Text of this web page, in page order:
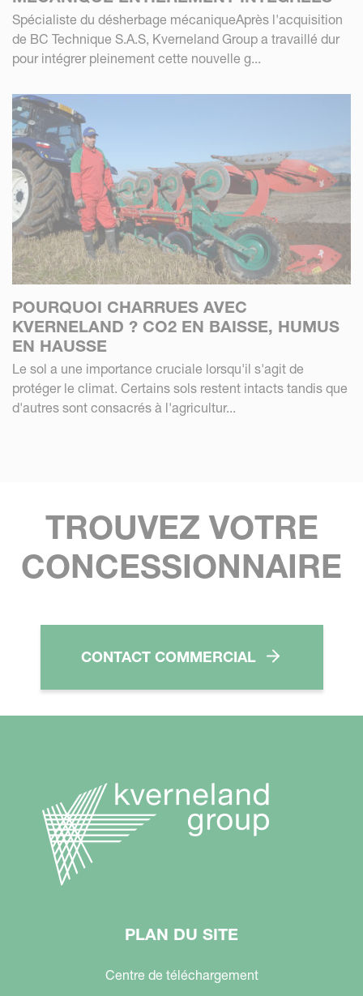
Spécialiste du désherbage mécaniqueAprès l'acquisition
de BC Technique S.A.S, Kverneland Group a travaillé dur
pour intégrer pleinement cette nouvelle g...
POURQUOI CHARRUES AVEC
KVERNELAND ? CO2 EN BAISSE, HUMUS
EN HAUSSE
Le sol a une importance cruciale lorsqu'il s'agit de
protéger le climat. Certains sols restent intacts tandis que
d'autres sont consacrés à l'agricultur...
TROUVEZ VOTRE
CONCESSIONNAIRE
CONTACT COMMERCIAL
PLAN DU SITE
Centre de téléchargement